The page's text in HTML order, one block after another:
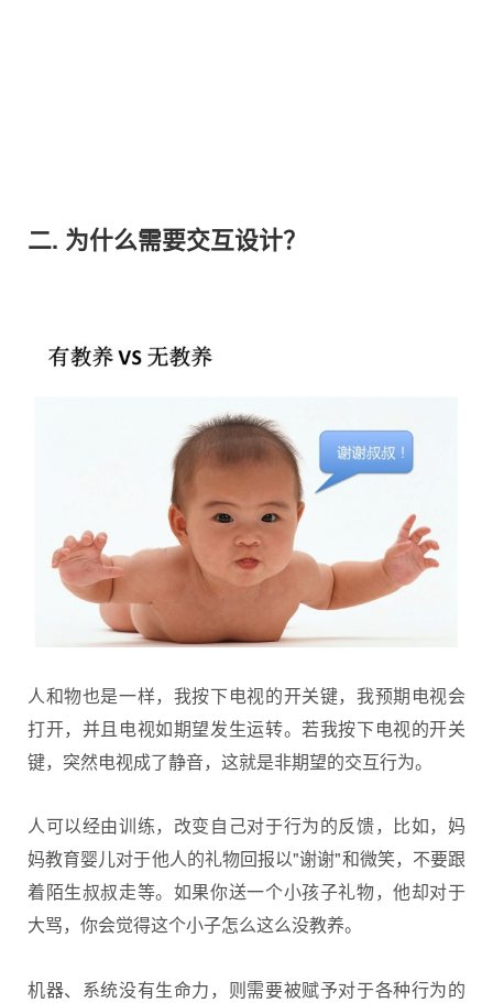
二. 为什么需要交互设计？
人和物也是一样，我按下电视的开关键，我预期电视会
打开，并且电视如期望发生运转。若我按下电视的开关
键，突然电视成了静音，这就是非期望的交互行为。
人可以经由训练，改变自己对于行为的反馈，比如，妈
妈教育婴儿对于他人的礼物回报以"谢谢"和微笑，不要跟
着陌生叔叔走等。如果你送一个小孩子礼物，他却对于
大骂，你会觉得这个小子怎么这么没教养。
机器、系统没有生命力，则需要被赋予对于各种行为的